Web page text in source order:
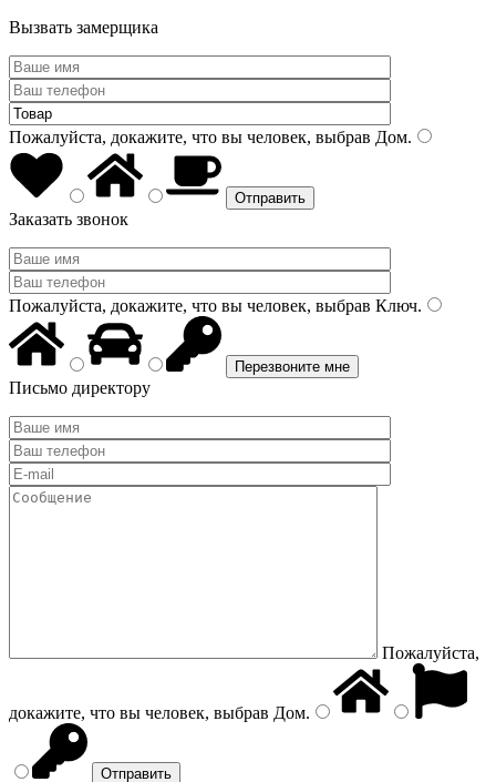
Вызвать замерщика
Пожалуйста, докажите, что вы человек, выбрав Дом.
Заказать звонок
Пожалуйста, докажите, что вы человек, выбрав Ключ.
Письмо директору
Пожалуйста,
докажите, что вы человек, выбрав Дом.